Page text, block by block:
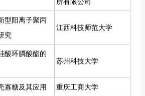
型阳离子聚丙
究
江西科技师范大学
酸环膦酸酯的
苏州科技大学
寡糖及其应用 重庆工商大学